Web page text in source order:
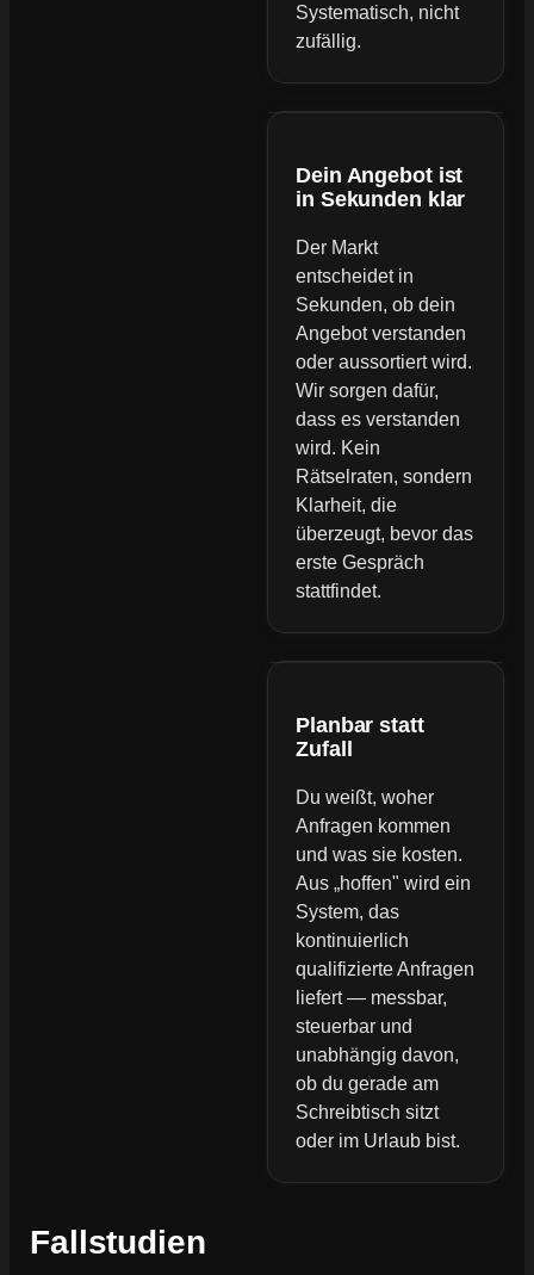
Systematisch, nicht
zufällig.
Dein Angebot ist
in Sekunden klar
Der Markt
entscheidet in
Sekunden, ob dein
Angebot verstanden
oder aussortiert wird.
Wir sorgen dafür,
dass es verstanden
wird. Kein
Rätselraten, sondern
Klarheit, die
überzeugt, bevor das
erste Gespräch
stattfindet.
Planbar statt
Zufall
Du weißt, woher
Anfragen kommen
und was sie kosten.
Aus „hoffen" wird ein
System, das
kontinuierlich
qualifizierte Anfragen
liefert — messbar,
steuerbar und
unabhängig davon,
ob du gerade am
Schreibtisch sitzt
oder im Urlaub bist.
Fallstudien